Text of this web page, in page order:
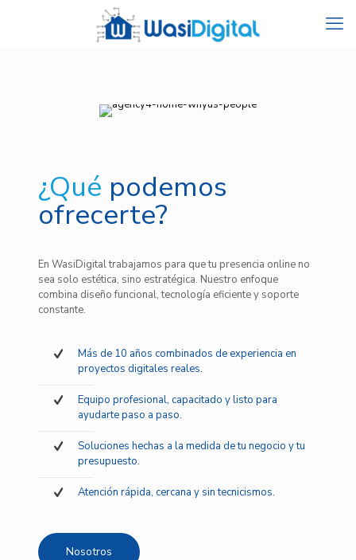
¿Qué podemos
ofrecerte?
En WasiDigital trabajamos para que tu presencia online no
sea solo estética, sino estratégica. Nuestro enfoque
combina diseño funcional, tecnología eficiente y soporte
constante.
Más de 10 años combinados de experiencia en
proyectos digitales reales.
Equipo profesional, capacitado y listo para
ayudarte paso a paso.
Soluciones hechas a la medida de tu negocio y tu
presupuesto.
Atención rápida, cercana y sin tecnicismos.
Nosotros